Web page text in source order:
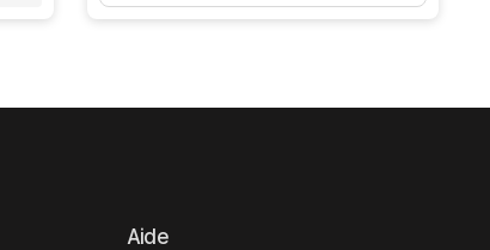
Aide